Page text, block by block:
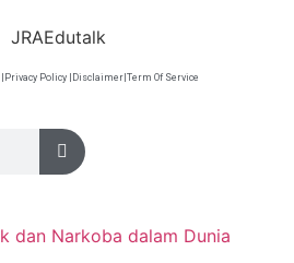
Privacy Policy | Disclaimer| Term Of Service